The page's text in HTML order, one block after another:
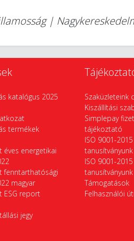
|
katalógus 2025
termékek
éves energetikai
fenntarthatósági
magyar
ESG report
jegy
Szaküzleteink
Kiszállítási
Simplepay
tájékoztató
ISO 9001-2015
ISO 9001-2015
tanusítványunk
Támogatások
Felhasználói